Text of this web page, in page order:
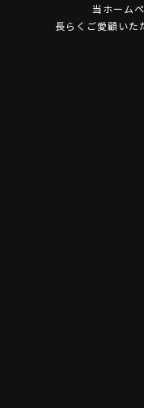
当ホーム
長らくご愛顧いた